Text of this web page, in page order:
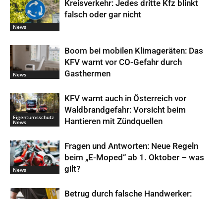
News
Kreisverkehr: Jedes dritte Kfz blinkt
falsch oder gar nicht
News
Boom bei mobilen Klimageräten: Das
KFV warnt vor CO-Gefahr durch
Gasthermen
Eigentumsschutz
News
KFV warnt auch in Österreich vor
Waldbrandgefahr: Vorsicht beim
Hantieren mit Zündquellen
News
Fragen und Antworten: Neue Regeln
beim „E-Moped“ ab 1. Oktober – was
gilt?
Betrug durch falsche Handwerker: